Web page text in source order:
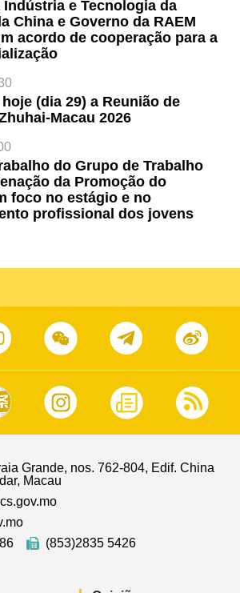
e Tecnologia da
China e Governo da RAEM
acordo de cooperação para a
(dia 29) a Reunião de
Macau 2026
do Grupo de Trabalho
da Promoção do
foco no estágio e no
profissional dos jovens
Grande, nos. 762-804, Edif. China
Macau
(853)2835 5426